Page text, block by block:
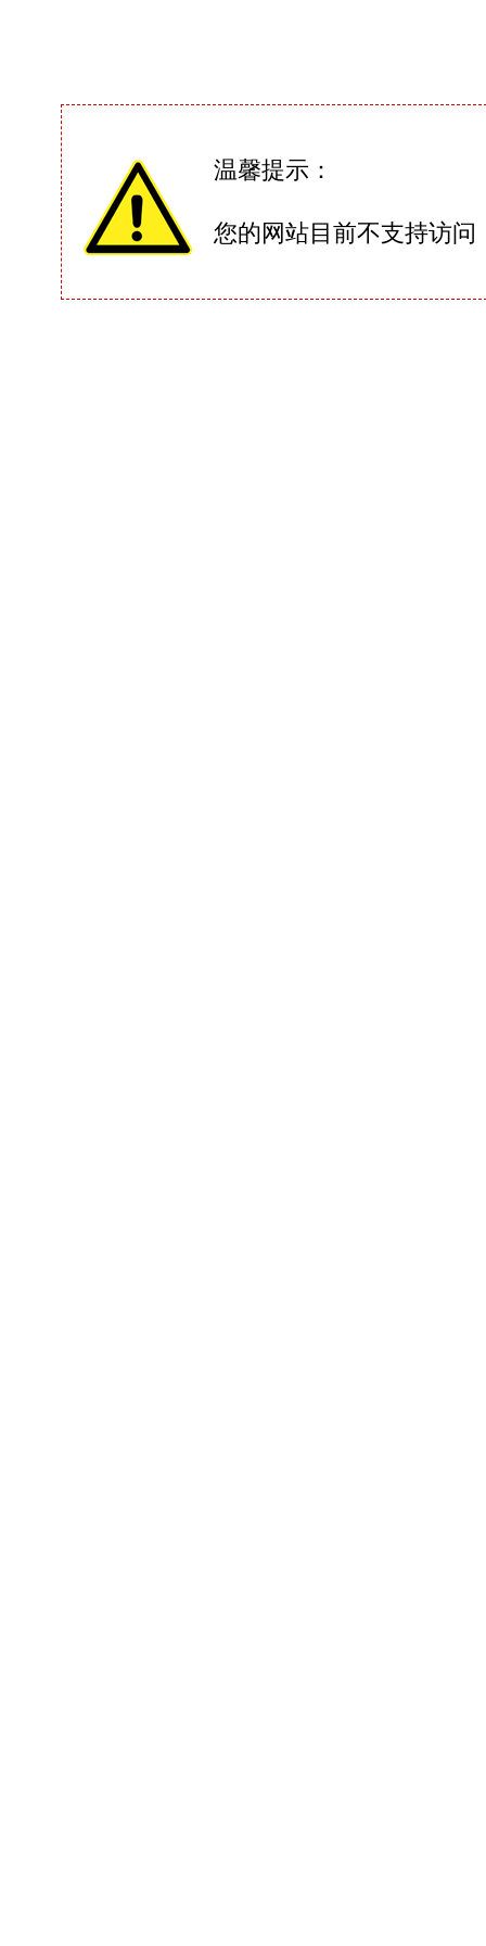
温馨提示：
您的网站目前不支持访